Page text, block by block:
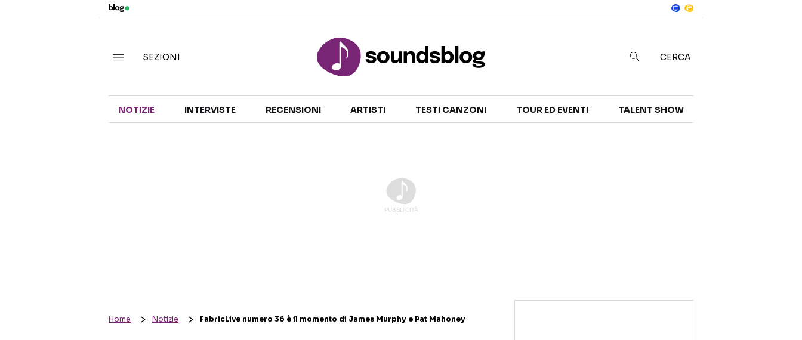
TALENT SHOW
SEZIONI CERCA
NOTIZIE INTERVISTE RECENSIONI ARTISTI TESTI CANZONI TOUR ED EVENTI TALENT SHOW
Home Notizie FabricLive numero 36 è il momento di James Murphy e Pat Mahoney